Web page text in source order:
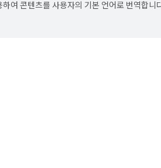
여 콘텐츠를 사용자의 기본 언어로 번역합니